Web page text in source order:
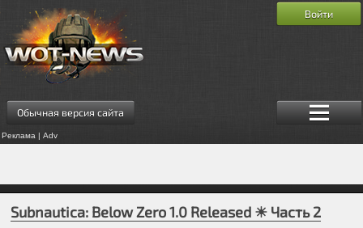
Обычная версия сайта
Реклама | Adv
Войти
Subnautica: Below Zero 1.0 Released ☀ Часть 2